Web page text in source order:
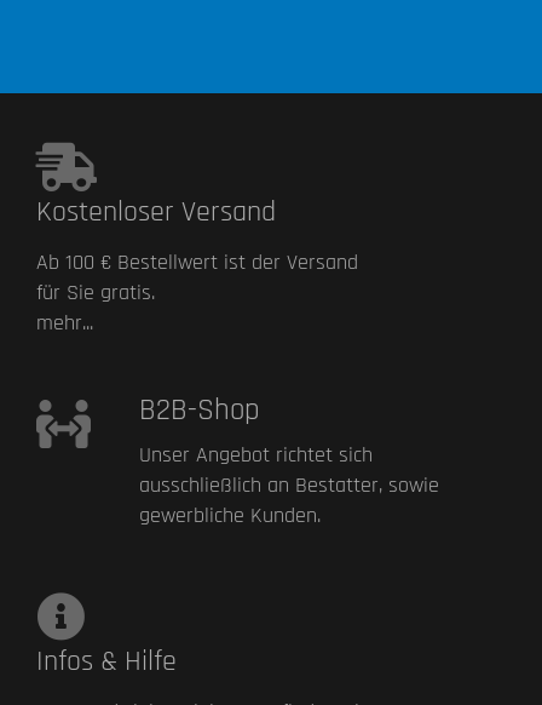
Kostenloser Versand
Ab 100 € Bestellwert ist der Versand
für Sie gratis.
mehr...
B2B-Shop
Unser Angebot richtet sich
ausschließlich an Bestatter, sowie
gewerbliche Kunden.
Infos & Hilfe